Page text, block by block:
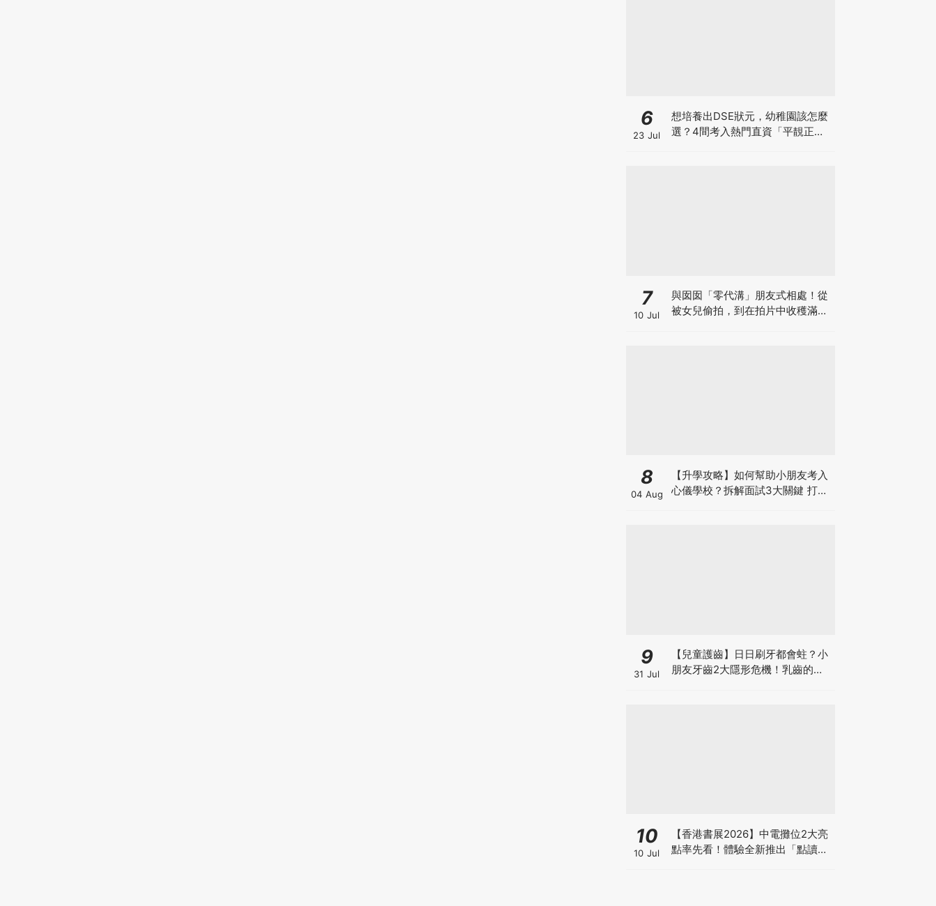
6
23 Jul
想培養出DSE狀元，幼稚園該怎麼
選？4間考入熱門直資「平靚正」
7
10 Jul
與囡囡「零代溝」朋友式相處！從
被女兒偷拍，到在拍片中收穫滿足
8
04 Aug
【升學攻略】如何幫助小朋友考入
心儀學校？拆解面試3大關鍵 打好
9
31 Jul
【兒童護齒】日日刷牙都會蛀？小
朋友牙齒2大隱形危機！乳齒的琺
10
10 Jul
【香港書展2026】中電攤位2大亮
點率先看！體驗全新推出「點讀故